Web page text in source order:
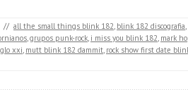
// all the small things blink 182, blink 182 discografia,
,grupos punk-rock, i miss you blink 182, mark
xxi, mutt blink 182 dammit, rock show first date